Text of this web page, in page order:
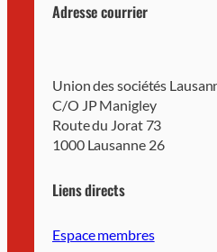
Adresse courrier
Union des sociétés
C/O JP Manigley
Route du Jorat 73
1000 Lausanne 26
Liens directs
Espace membres